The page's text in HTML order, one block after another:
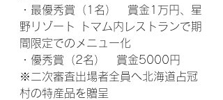
・最優秀賞（1名）　賞金1万円、星
野リゾート トマム内レストランで期
間限定でのメニュー化
・優秀賞（2名）　賞金5000円
※二次審査出場者全員へ北海道占冠
村の特産品を贈呈